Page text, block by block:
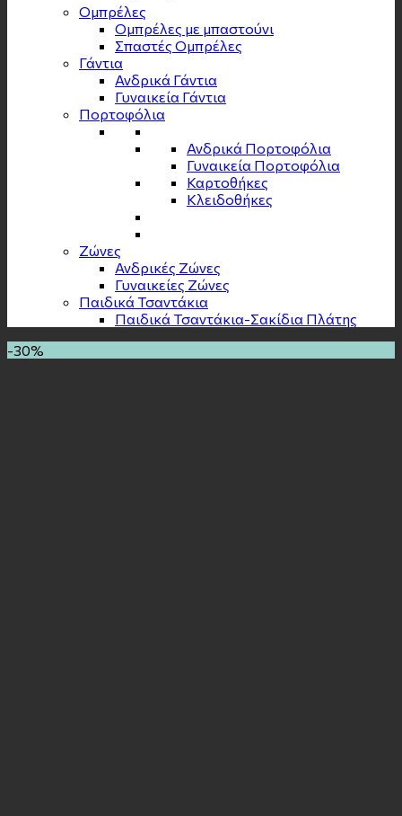
Ομπρέλες
Ομπρέλες με μπαστούνι
Σπαστές Ομπρέλες
Γάντια
Ανδρικά Γάντια
Γυναικεία Γάντια
Πορτοφόλια
Ανδρικά Πορτοφόλια
Γυναικεία Πορτοφόλια
Καρτοθήκες
Κλειδοθήκες
Zώνες
Ανδρικές Ζώνες
Γυναικείες Ζώνες
Παιδικά Τσαντάκια
Παιδικά Τσαντάκια-Σακίδια Πλάτης
-30%